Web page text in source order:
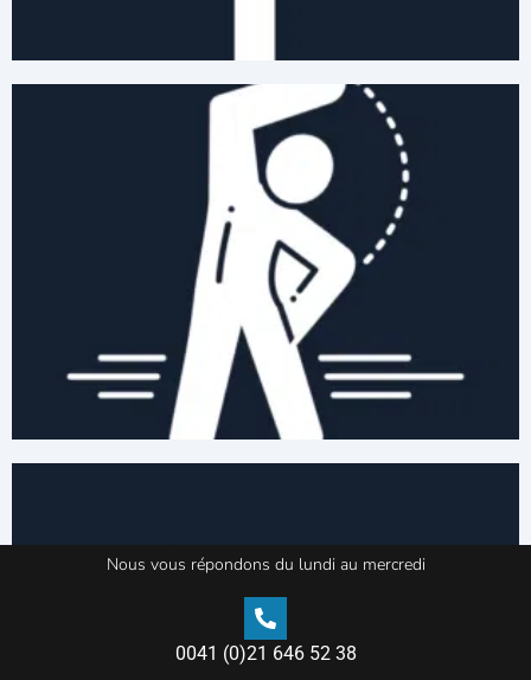
Nous vous répondons du lundi au mercredi
0041 (0)21 646 52 38